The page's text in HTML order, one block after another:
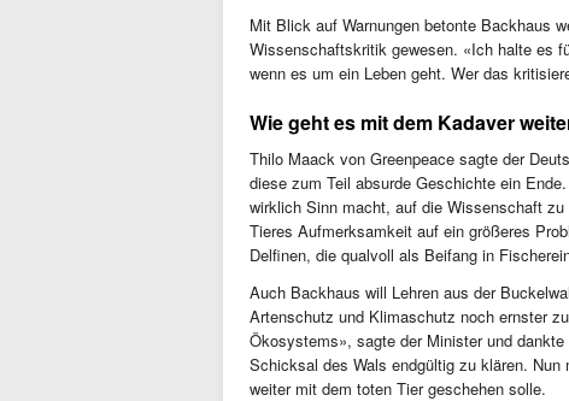
Mit Blick auf Warnungen betonte Backhaus
Wissenschaftskritik gewesen. «Ich halte es
wenn es um ein Leben geht. Wer das
Wie geht es mit dem Kadaver
Thilo Maack von Greenpeace sagte der
diese zum Teil absurde Geschichte ein
wirklich Sinn macht, auf die Wissenschaft
Tieres Aufmerksamkeit auf ein größeres
Delfinen, die qualvoll als Beifang in
Auch Backhaus will Lehren aus der
Artenschutz und Klimaschutz noch ernster
Ökosystems», sagte der Minister und
Schicksal des Wals endgültig zu klären.
weiter mit dem toten Tier geschehen solle.